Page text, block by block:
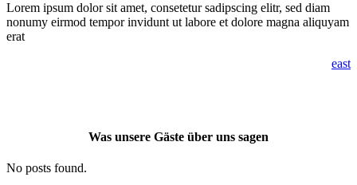
Lorem ipsum dolor sit amet, consetetur sadipscing elitr, sed diam
nonumy eirmod tempor invidunt ut labore et dolore magna aliquyam
erat
east
Was unsere Gäste über uns sagen
No posts found.